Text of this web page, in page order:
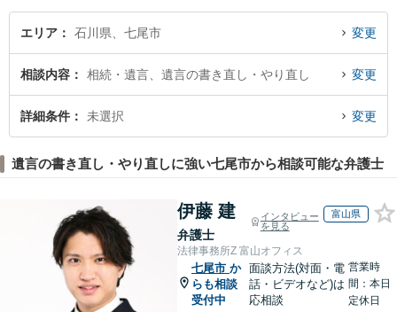
昇一郎弁護士や堀江重尊法律事務所の堀江 重尊弁護士のプロフィール情報や弁
護士費用、強みなどが注目されています。『七尾市で土日や夜間に発生した遺
談できる七尾市内の弁護士に相談予約したい』などでお困りの相談者さんにお
すすめです。
エリア 石川県、七尾市 変更
相談内容 相続・遺言、遺言の書き直し・やり直し 変更
詳細条件 未選択 変更
遺言の書き直し・やり直しに強い七尾市から相談可能な弁護士
伊藤 建
弁護士
インタビュー
を見る
富山県
法律事務所Z 富山オフィス
七尾市 か
らも相談
受付中
面談方法(対面・電
話・ビデオなど)は
応相談
営業時
間：本日
定休日